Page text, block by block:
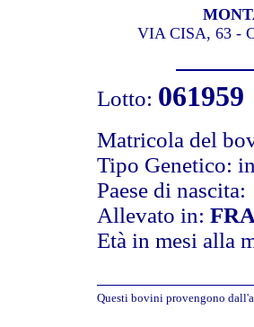
VIA CISA, 63 -
Lotto: 061959
Matricola del
Tipo Genetico:
Paese di nascita:
Allevato in:
Età in mesi alla
Questi bovini provengono